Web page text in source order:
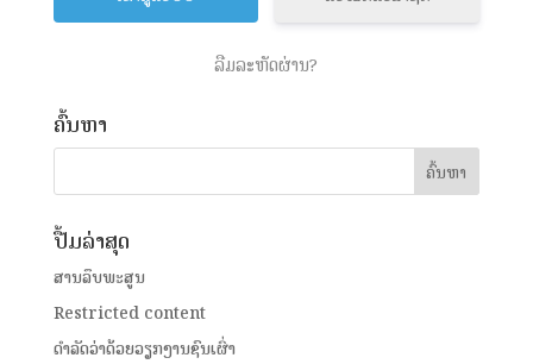
ລືມລະຫັດຜ່ານ?
ຄົ້ນຫາ
ປື້ມລ່າສຸດ
ສານລຶບພະສູນ
Restricted content
ດໍາລັດວ່າດ້ວຍວຽກງານຊົນເຜົ່າ